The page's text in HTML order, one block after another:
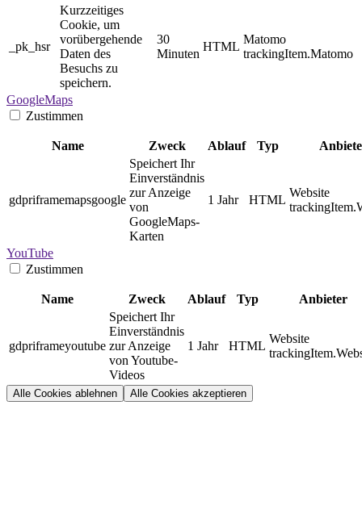
_pk_hsr
Kurzzeitiges
Cookie, um
vorübergehende
Daten des
Besuchs zu
speichern.
30
Minuten
HTML
Matomo
trackingItem.Matomo
GoogleMaps
Zustimmen
Name Zweck Ablauf Typ
gdpriframemapsgoogle
Speichert Ihr
Einverständnis
zur Anzeige
von
GoogleMaps-
Karten
1 Jahr HTML
Website
YouTube
Zustimmen
Name Zweck Ablauf Typ Anbieter
gdpriframeyoutube
Speichert Ihr
Einverständnis
zur Anzeige
von Youtube-
Videos
1 Jahr HTML
Website
Alle Cookies ablehnen Alle Cookies akzeptieren